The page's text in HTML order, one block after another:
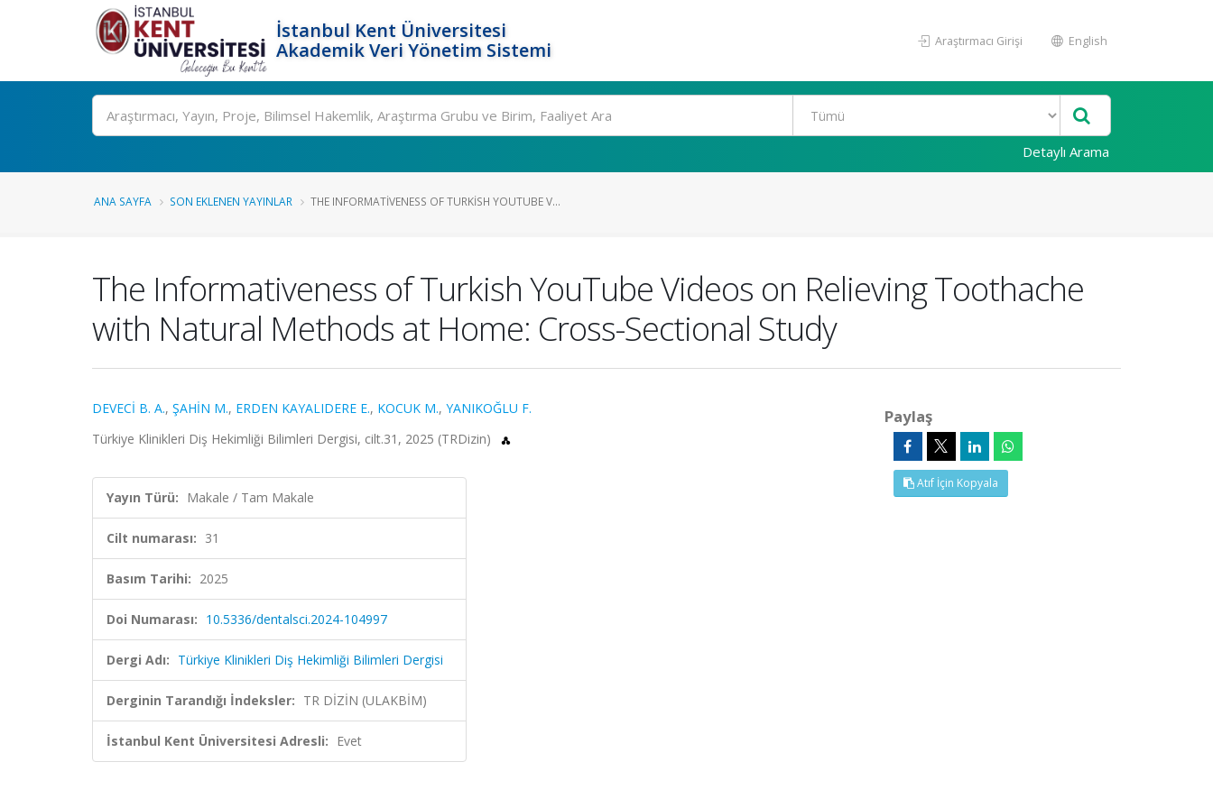
İstanbul Kent Üniversitesi
Akademik Veri Yönetim Sistemi
Araştırmacı Girişi English
Ara
Detaylı Arama
ANA SAYFA SON EKLENEN YAYINLAR THE INFORMATIVENESS OF TURKISH YOUTUBE V...
The Informativeness of Turkish YouTube Videos on Relieving Toothache
with Natural Methods at Home: Cross-Sectional Study
DEVECİ B. A., ŞAHİN M., ERDEN KAYALIDERE E., KOCUK M., YANIKOĞLU F.
Türkiye Klinikleri Diş Hekimliği Bilimleri Dergisi, cilt.31, 2025 (TRDizin)
Yayın Türü: Makale / Tam Makale
Cilt numarası: 31
Basım Tarihi: 2025
Doi Numarası: 10.5336/dentalsci.2024-104997
Dergi Adı: Türkiye Klinikleri Diş Hekimliği Bilimleri Dergisi
Derginin Tarandığı İndeksler: TR DİZİN (ULAKBİM)
İstanbul Kent Üniversitesi Adresli: Evet
Paylaş
Atıf İçin Kopyala